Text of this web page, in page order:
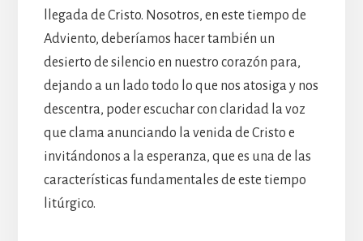
llegada de Cristo. Nosotros, en este tiempo de
Adviento, deberíamos hacer también un
desierto de silencio en nuestro corazón para,
dejando a un lado todo lo que nos atosiga y nos
descentra, poder escuchar con claridad la voz
que clama anunciando la venida de Cristo e
invitándonos a la esperanza, que es una de las
características fundamentales de este tiempo
litúrgico.